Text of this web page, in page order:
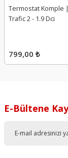
Termostat Komple
Trafic 2 - 1.9 Dci
799,00 ₺
E-Bültene